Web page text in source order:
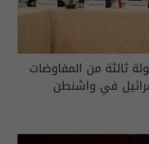
ثالثة من المفاوضات
في واشنطن